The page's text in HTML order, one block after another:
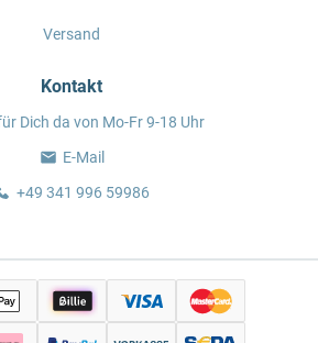
Versand
Kontakt
Dich da von Mo-Fr 9-18 Uhr
E-Mail
+49 341 996 59986